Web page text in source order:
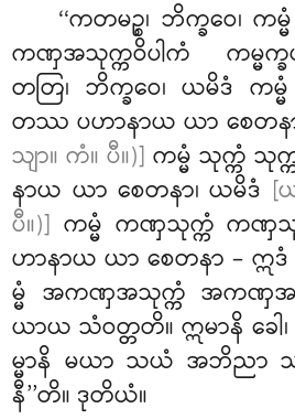
‘‘ကတမဉ္စ၊ ဘိက္ခဝေ
ကဏှအသုက္ကဝိပါကံ ကမ္မ
တတြ၊ ဘိက္ခဝေ၊ ယမိဒံ
တဿ ပဟာနာယ ယာ စေတန
သျာ။ ကံ။ ပီ။)] ကမ္မံ သုက္ကံ သု
နာယ ယာ စေတနာ၊ ယမိဒံ [
ပီ။)] ကမ္မံ ကဏှသုက္ကံ ကဏှ
ဟာနာယယာ စေတနာ – ဣဒံ
မ္မံ အကဏှအသုက္ကံ အကဏှအသု
ယာယ သံဝတ္တတိ။ ဣမာနိ ခေါ၊
မ္မာနိ မယာ သယံ အဘိညာ
နီ’’တိ။ ဒုတိယံ။